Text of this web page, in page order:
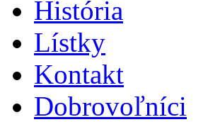
História
Lístky
Kontakt
Dobrovoľníci